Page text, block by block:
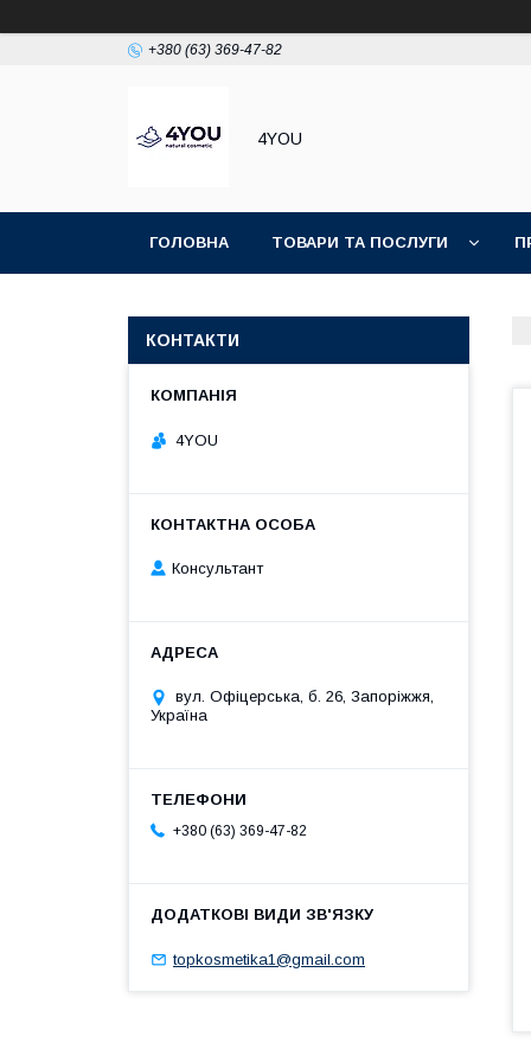
+380 (63) 369-47-82
4YOU
ГОЛОВНА ТОВАРИ ТА ПОСЛУГИ
КОНТАКТИ
4YOU
Консультант
вул. Офіцерська, б. 26, Запоріжжя,
Україна
+380 (63) 369-47-82
topkosmetika1@gmail.com